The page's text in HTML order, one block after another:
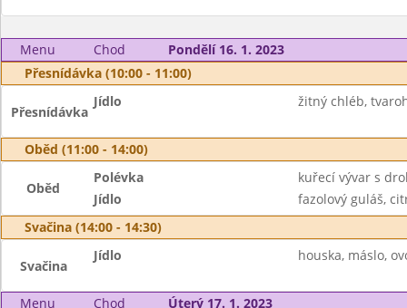
Menu Chod
Pondělí 16. 1. 2023
Přesnídávka (10:00 - 11:00)
Přesnídávka
Jídlo žitný chléb,
Oběd (11:00 - 14:00)
Oběd
Polévka
kuřecí vývar s
Jídlo
fazolový guláš,
Svačina (14:00 - 14:30)
Svačina
Jídlo houska, máslo,
Menu Chod
Úterý 17. 1. 2023